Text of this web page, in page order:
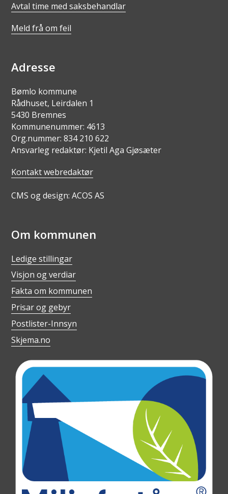
Avtal time med saksbehandlar
Meld frå om feil
Adresse
Bømlo kommune
Rådhuset, Leirdalen 1
5430 Bremnes
Kommunenummer: 4613
Org.nummer: 834 210 622
Ansvarleg redaktør: Kjetil Aga Gjøsæter
Kontakt webredaktør
CMS og design: ACOS AS
Om kommunen
Ledige stillingar
Visjon og verdiar
Fakta om kommunen
Prisar og gebyr
Postlister-Innsyn
Skjema.no